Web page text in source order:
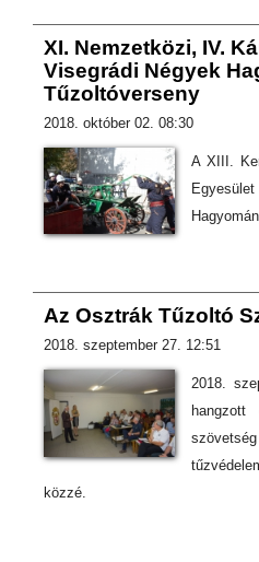
XI. Nemzetközi, IV.
Visegrádi Négyek
Tűzoltóverseny
2018. október 02. 08:30
A XIII.
Az Osztrák Tűzoltó
2018. szeptember 27. 12:51
2018.
közzé.